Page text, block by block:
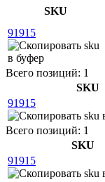
SKU
91915
Всего позиций: 1
SKU
91915
Всего позиций: 1
SKU
91915